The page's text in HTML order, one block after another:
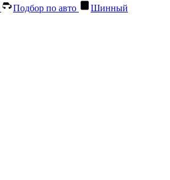
Подбор по авто
Шинный